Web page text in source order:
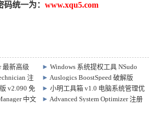
统一为： www.xqu5.com
最新高级
►Windows 系统提权工具 NSudo
v8.2
注
► Auslogics BoostSpeed 破解版
14.2.0.6
v2.090 免
►小明工具箱 v1.0 电脑系统管理优
化工具箱
中文
► Advanced System Optimizer 注册